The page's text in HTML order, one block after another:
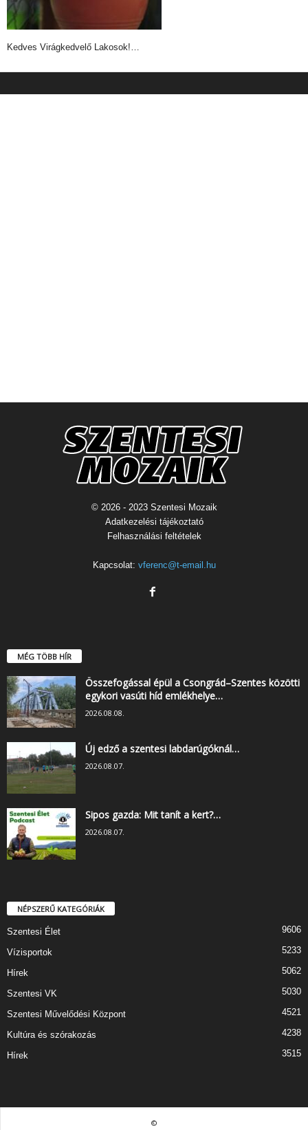
Kedves Virágkedvelő Lakosok!…
© 2026 - 2023 Szentesi Mozaik
Adatkezelési tájékoztató
Felhasználási feltételek
Kapcsolat: vferenc@t-email.hu
MÉG TÖBB HÍR
Összefogással épül a Csongrád–Szentes közötti
egykori vasúti híd emlékhelye…
2026.08.08.
Új edző a szentesi labdarúgóknál…
2026.08.07.
Sipos gazda: Mit tanít a kert?…
2026.08.07.
NÉPSZERŰ KATEGÓRIÁK
Szentesi Élet 9606
Vízisportok 5233
Hírek 5062
Szentesi VK 5030
Szentesi Művelődési Központ 4521
Kultúra és szórakozás 4238
Hírek 3515
©